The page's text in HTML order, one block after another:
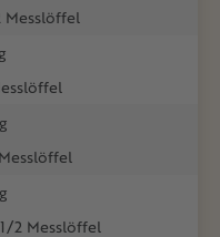
Messlöffel
2 Messlöffel